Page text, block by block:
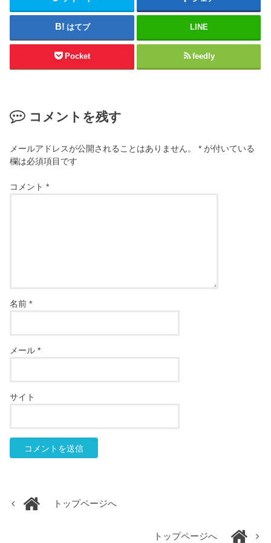
はてブ LINE
Pocket feedly
コメントを残す
メールアドレスが公開されることはありません。 * が付いている
欄は必須項目です
コメント*
名前*
メール*
サイト
トップページへ
トップページへ